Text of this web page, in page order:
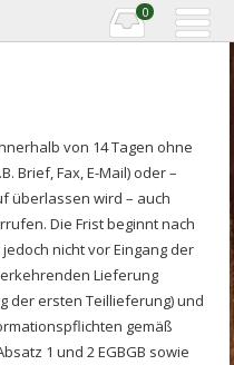
0
von 14 Tagen ohne
Brief, Fax, E-Mail) oder –
überlassen wird – auch
Die Frist beginnt nach
nicht vor Eingang der
Lieferung
der ersten Teillieferung) und
gemäß
1 und 2 EGBGB sowie